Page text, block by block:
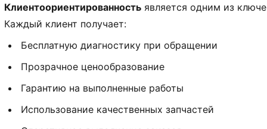
Клиентоориентированность является одним из
Каждый клиент получает:
Бесплатную диагностику при обращении
Прозрачное ценообразование
Гарантию на выполненные работы
Использование качественных запчастей